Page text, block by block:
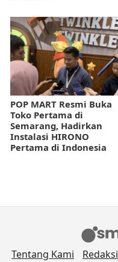
POP MART Resmi Buka
Toko Pertama di
Semarang, Hadirkan
Instalasi HIRONO
Pertama di Indonesia
Tentang Kami Redaksi